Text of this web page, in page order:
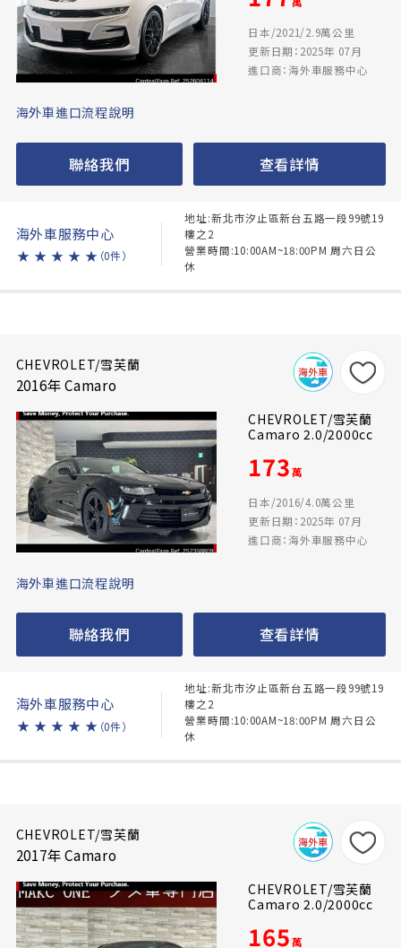
日本/2021/2.9萬公里
更新日期：2025年 07月
進口商：海外車服務中心
海外車進口流程說明
聯絡我們 查看詳情
海外車服務中心
★ ★ ★ ★ ★ （0件）
地址:新北市汐止區新台五路一段99號19
樓之2
營業時間:10:00AM~18:00PM 周六日公
休
CHEVROLET/雪芙蘭
2016年 Camaro
CHEVROLET/雪芙蘭
Camaro 2.0/2000cc
173萬
日本/2016/4.0萬公里
更新日期：2025年 07月
進口商：海外車服務中心
海外車進口流程說明
聯絡我們 查看詳情
海外車服務中心
★ ★ ★ ★ ★ （0件）
地址:新北市汐止區新台五路一段99號19
樓之2
營業時間:10:00AM~18:00PM 周六日公
休
CHEVROLET/雪芙蘭
2017年 Camaro
CHEVROLET/雪芙蘭
Camaro 2.0/2000cc
165萬